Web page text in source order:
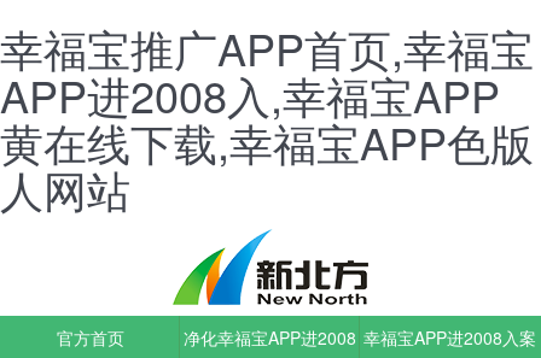
幸福宝推广APP首页,幸福宝
APP进2008入,幸福宝APP
黄在线下载,幸福宝APP色版
人网站
官方首页
净化幸福宝APP进2008 幸福宝APP进2008入案